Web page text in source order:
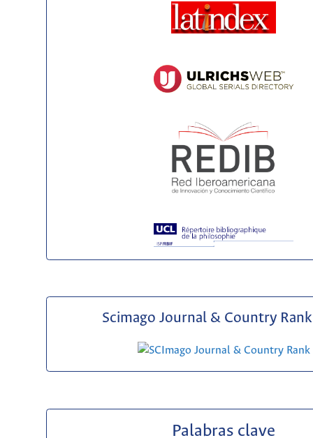
Scimago Journal & Country Rank
Palabras clave